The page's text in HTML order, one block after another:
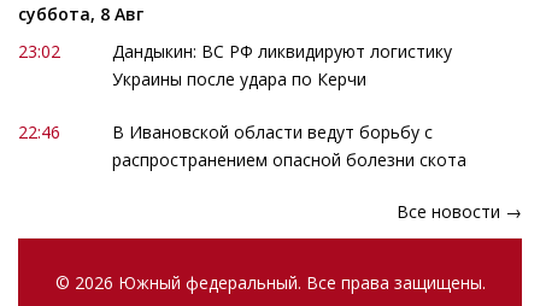
суббота, 8 Авг
23:02
Дандыкин: ВС РФ ликвидируют логистику
Украины после удара по Керчи
22:46
В Ивановской области ведут борьбу с
распространением опасной болезни скота
Все новости →
© 2026 Южный федеральный. Все права защищены.